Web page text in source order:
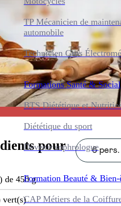
TP Mécanicien de
automobile
Technicien Gros
Formations Santé & Social
BTS Diététique et
Diététique du sport
Devenir sophrologue
Formation Beauté & Bien-
CAP Métiers de la
pour 6 pers.
de 450 g
vert(s)